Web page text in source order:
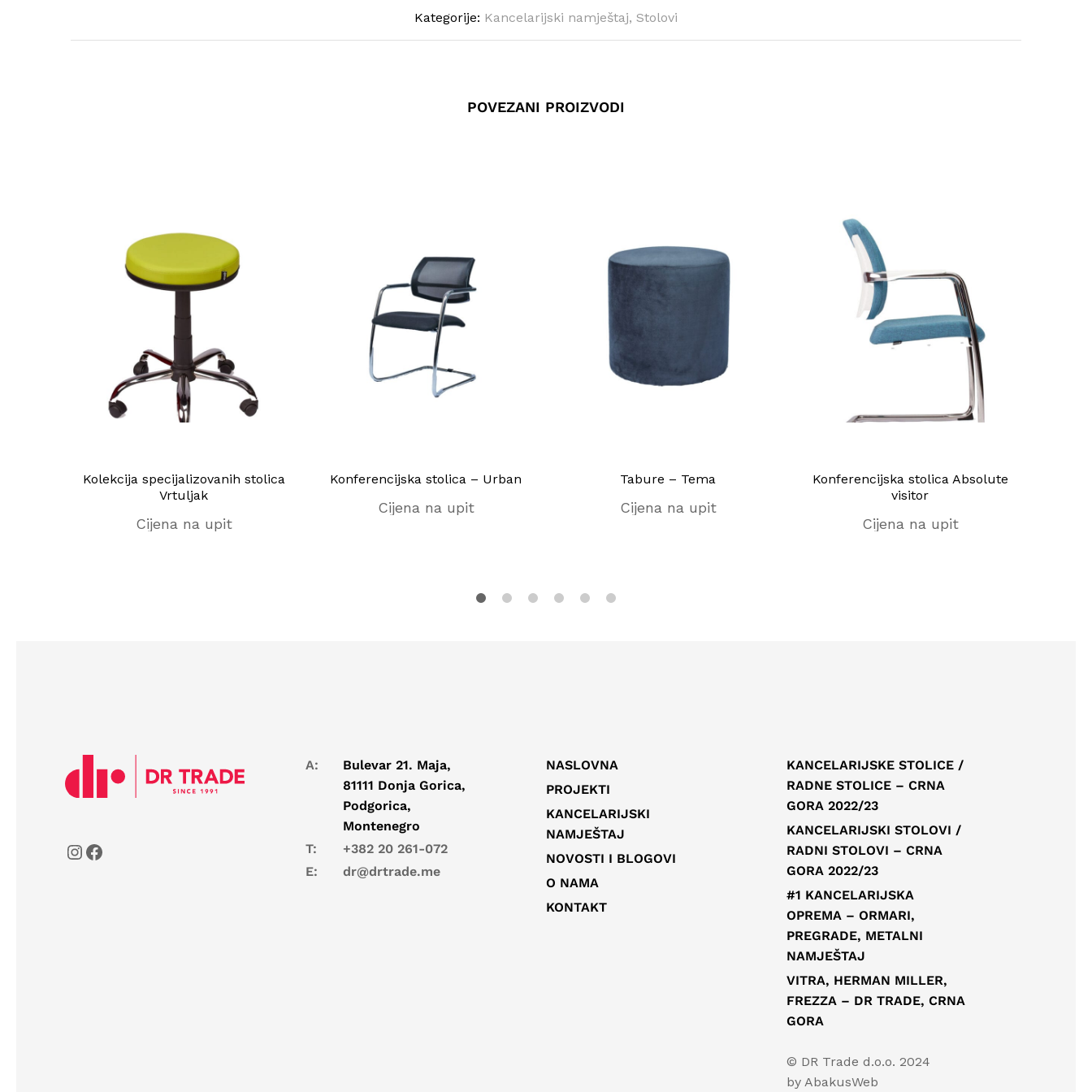
Kategorije: Kancelarijski namještaj, Stolovi
POVEZANI PROIZVODI
Kolekcija specijalizovanih stolica
Vrtuljak
Cijena na upit
Konferencijska stolica – Urban
Cijena na upit
Tabure – Tema
Cijena na upit
Konferencijska stolica Absolute
visitor
Cijena na upit
A:
Bulevar 21. Maja,
81111 Donja Gorica,
Podgorica,
Montenegro
T:
+382 20 261-072
E:
dr@drtrade.me
NASLOVNA
PROJEKTI
KANCELARIJSKI
NAMJEŠTAJ
NOVOSTI I BLOGOVI
O NAMA
KONTAKT
KANCELARIJSKE STOLICE /
RADNE STOLICE – CRNA
GORA 2022/23
KANCELARIJSKI STOLOVI /
RADNI STOLOVI – CRNA
GORA 2022/23
#1 KANCELARIJSKA
OPREMA – ORMARI,
PREGRADE, METALNI
NAMJEŠTAJ
VITRA, HERMAN MILLER,
FREZZA – DR TRADE, CRNA
GORA
© DR Trade d.o.o. 2024
by AbakusWeb